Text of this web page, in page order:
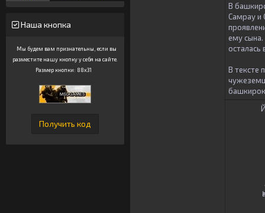
Наша кнопка
Мы будем вам признательны, если вы
разместите нашу кнопку у себя на сайте.
Размер кнопки: 88x31
В
Самрау и
ему
В тексте